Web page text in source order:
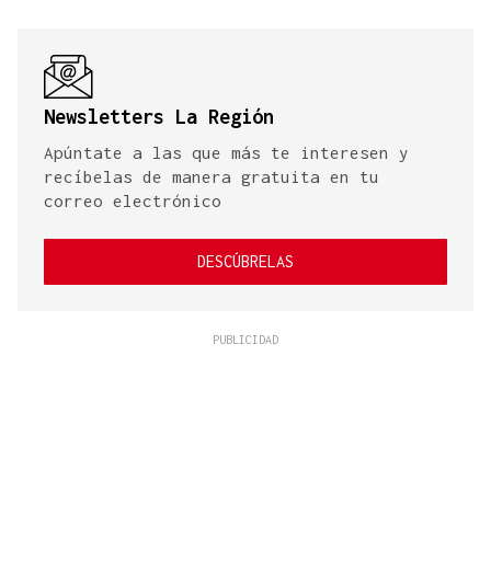
Newsletters La Región
Apúntate a las que más te interesen y
recíbelas de manera gratuita en tu
correo electrónico
DESCÚBRELAS